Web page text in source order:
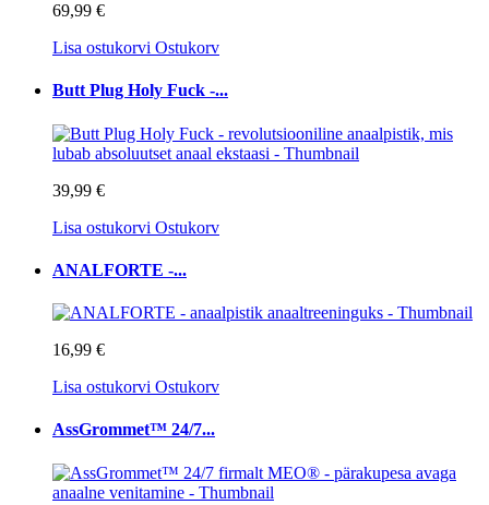
69,99 €
Lisa ostukorvi Ostukorv
Butt Plug Holy Fuck -...
39,99 €
Lisa ostukorvi Ostukorv
ANALFORTE -...
16,99 €
Lisa ostukorvi Ostukorv
AssGrommet™ 24/7...